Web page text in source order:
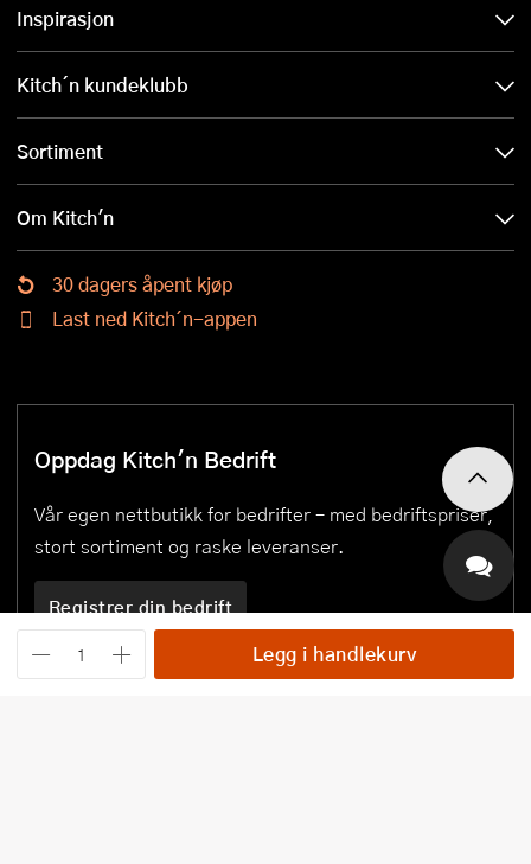
Legg i handlekurv
Inspirasjon
Kitch´n kundeklubb
Sortiment
Om Kitch'n
30 dagers åpent kjøp
Last ned Kitch´n-appen
Oppdag Kitch'n Bedrift
Vår egen nettbutikk for bedrifter – med bedriftspriser,
stort sortiment og raske leveranser.
Registrer din bedrift